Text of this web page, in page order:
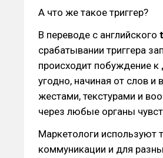
А что же такое триггер?
В переводе с английского
срабатывании триггера
происходит побуждение
угодно, начиная от слов и
жестами, текстурами и
через любые органы
Маркетологи используют
коммуникации и для